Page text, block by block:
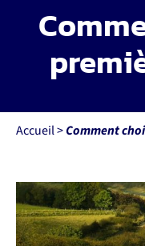
Formation Code
Permis mobilité
Financements
Accueil>Comment